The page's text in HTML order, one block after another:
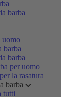
barba
uomo
barba
barba
per uomo
la rasatura
barba
tutti